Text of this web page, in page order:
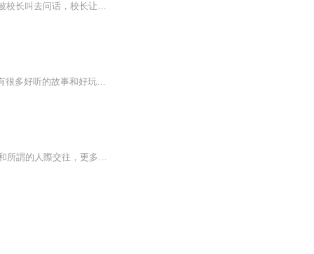
小说主要讲述了就读水明艺术大学附属高中的神田空太，一年级的夏天时在宿舍中养猫，而被校长叫去问话，校长让他在丢掉猫与从此搬到"樱花庄"中作选择。身为爱猫一族的空太，暂时选择了流落到因聚集各种怪人而恶名昭著的“樱花庄”。 隔年春天，随着世界级天...
主播有话说 本专辑纯属个人观点，不喜勿喷！内容简介一个樱花少女的梦幻魔法城堡~里面有很多好听的故事和好玩的事情┗|｀O′|┛ 嗷~~欢迎您的收听~求订阅+5星好评+关注(＾Ｕ＾)ノ~ＹＯ（以上编辑与以前，我也不知道自己在说啥d=====(￣▽￣*)b ）专辑封面 ...
別回頭身後千燈萬盞無一是處作者是一位90後法餐廚師，處在一個尷尬的年紀，沒什麼存款和所謂的人際交往，更多的只有一腦子雜亂的，不知算不算藝術的，藝術構思和一些無聊的瑣事，希望通過另一種，相對比較保守老派的以語言方式去敘述一件件雞毛蒜皮且有感...